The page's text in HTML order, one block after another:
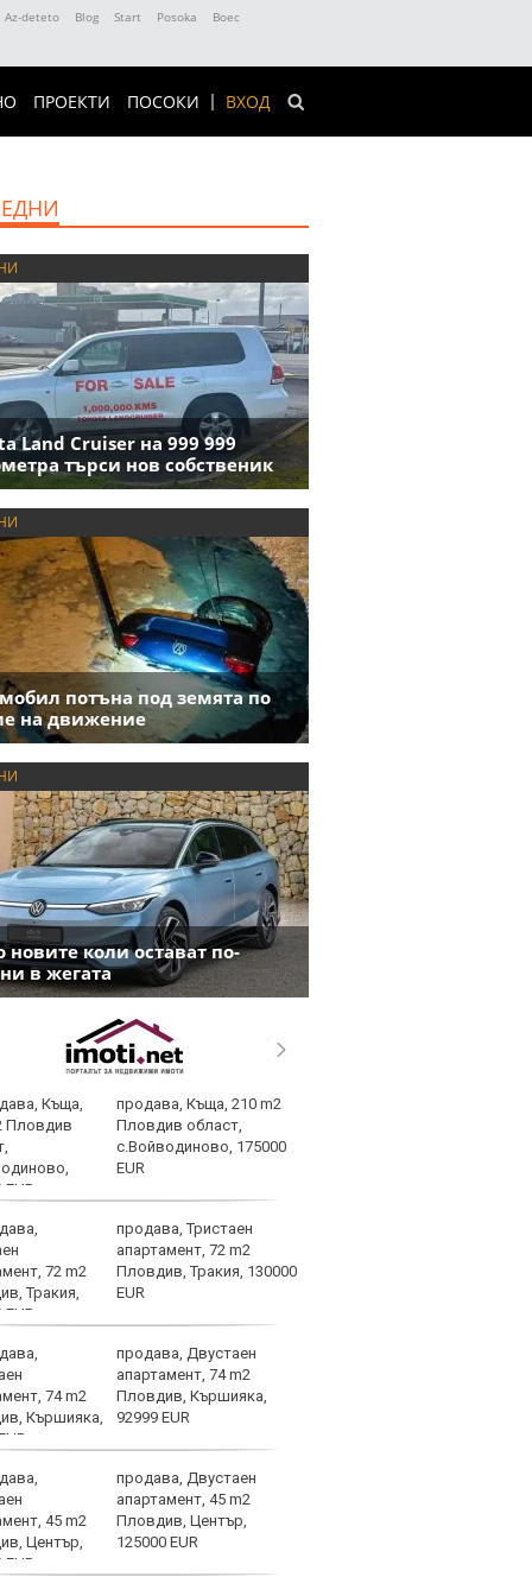
Az-deteto Blog Start Posoka
Boec
ВХОД
ПРОЕКТИ ПОСОКИ
Land Cruiser на 999 999
търси нов собственик
потъна под земята по
на движение
новите коли остават по-
в жегата
продава, Къща, 210 m2
Пловдив област,
с.Войводиново, 175000
EUR
продава, Тристаен
апартамент, 72 m2
Пловдив, Тракия, 130000
EUR
продава, Двустаен
апартамент, 74 m2
Пловдив, Кършияка,
92999 EUR
продава, Двустаен
апартамент, 45 m2
Пловдив, Център,
125000 EUR